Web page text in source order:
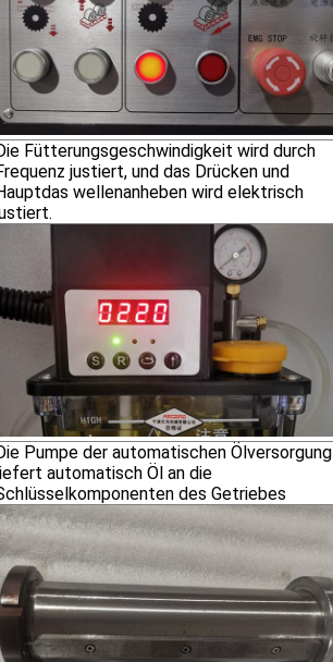
Fütterungsgeschwindigkeit wird durch
justiert, und das Drücken und
wellenanheben wird elektrisch
Pumpe der automatischen Ölversorgung
automatisch Öl an die
des Getriebes